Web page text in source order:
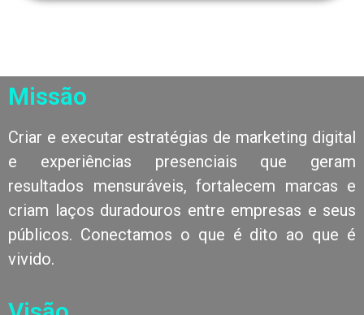
Missão
Criar e executar estratégias de marketing digital
e experiências presenciais que geram
resultados mensuráveis, fortalecem marcas e
criam laços duradouros entre empresas e seus
públicos. Conectamos o que é dito ao que é
vivido.